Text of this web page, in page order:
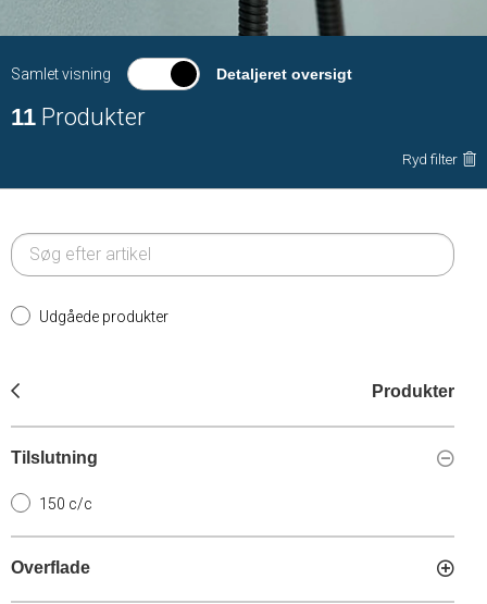
Samlet visning Detaljeret oversigt
11 Produkter
Ryd filter
Udgåede produkter
Produkter
Tilslutning
150 c/c
Overflade